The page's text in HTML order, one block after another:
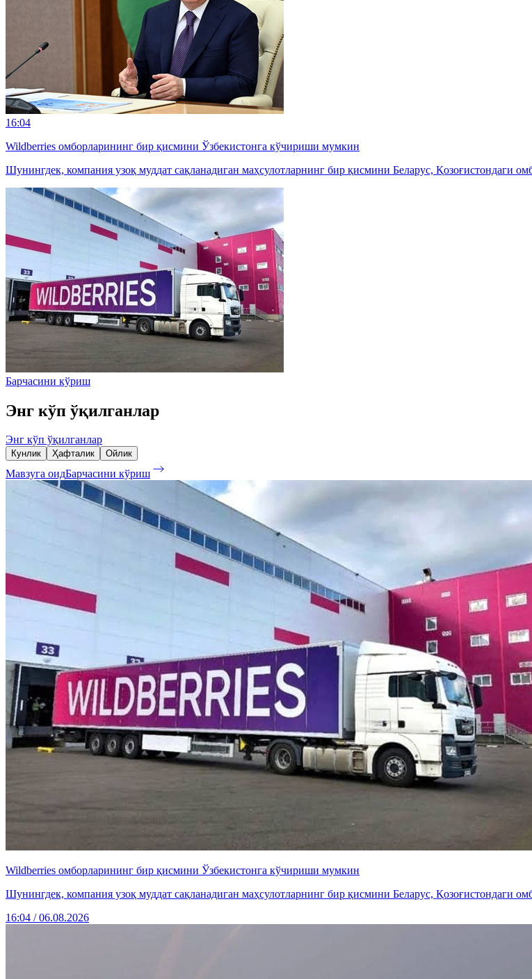
16:04
Wildberries омборларининг бир қисмини Ўзбекистонга кўчириши мумкин
Шунингдек, компания узоқ муддат сақланадиган маҳсулотларнинг бир қисмини Беларус, Қозоғистондаги
Барчасини кўриш
Энг кўп ўқилганлар
Энг кўп ўқилганлар
Кунлик Ҳафталик Ойлик
Мавзуга оидБарчасини кўриш
Wildberries омборларининг бир қисмини Ўзбекистонга кўчириши мумкин
Шунингдек, компания узоқ муддат сақланадиган маҳсулотларнинг бир қисмини Беларус, Қозоғистондаги
16:04 / 06.08.2026